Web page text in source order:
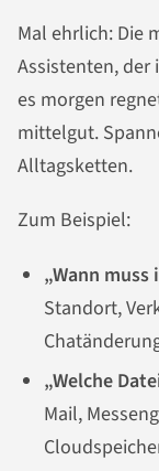
Mal ehrlich: Die
Assistenten,
es morgen
mittelgut.
Alltagsketten.
Zum Beispiel:
„Wann muss
Standort,
„Welche
Mail,